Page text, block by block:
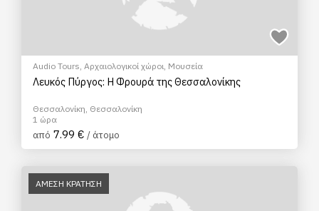
Audio Tours, Αρχαιολογικοί χώροι, Μουσεία
Λευκός Πύργος: Η Φρουρά της Θεσσαλονίκης
Θεσσαλονίκη, Θεσσαλονίκη
1 ώρα
από 7.99 € / άτομο
ΑΜΕΣΗ ΚΡΑΤΗΣΗ